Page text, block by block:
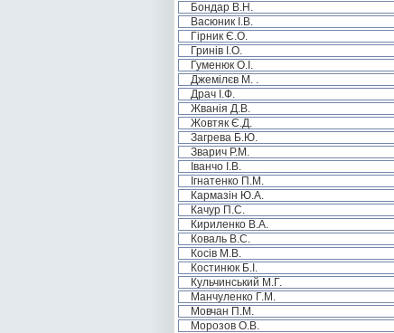
Бондар В.Н.
Васюник І.В.
Гірник Є.О.
Гринів І.О.
Гуменюк О.І.
Джемілєв М. .
Драч І.Ф.
Жванія Д.В.
Жовтяк Є.Д.
Загрева Б.Ю.
Зварич Р.М.
Іванчо І.В.
Ігнатенко П.М.
Кармазін Ю.А.
Качур П.С.
Кириленко В.А.
Коваль В.С.
Косів М.В.
Костинюк Б.І.
Кульчинський М.Г.
Манчуленко Г.М.
Мовчан П.М.
Морозов О.В.